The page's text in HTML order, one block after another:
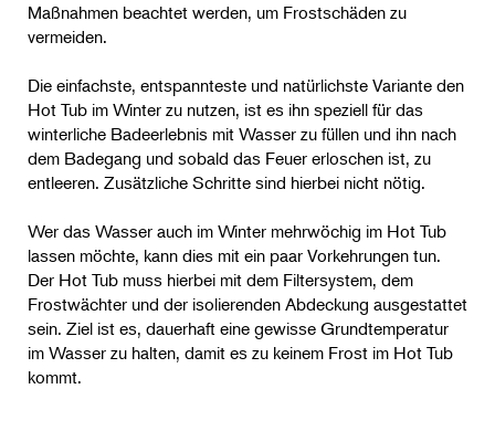
Maßnahmen beachtet werden, um Frostschäden zu
vermeiden.
Die einfachste, entspannteste und natürlichste Variante den
Hot Tub im Winter zu nutzen, ist es ihn speziell für das
winterliche Badeerlebnis mit Wasser zu füllen und ihn nach
dem Badegang und sobald das Feuer erloschen ist, zu
entleeren. Zusätzliche Schritte sind hierbei nicht nötig.
Wer das Wasser auch im Winter mehrwöchig im Hot Tub
lassen möchte, kann dies mit ein paar Vorkehrungen tun.
Der Hot Tub muss hierbei mit dem Filtersystem, dem
Frostwächter und der isolierenden Abdeckung ausgestattet
sein. Ziel ist es, dauerhaft eine gewisse Grundtemperatur
im Wasser zu halten, damit es zu keinem Frost im Hot Tub
kommt.